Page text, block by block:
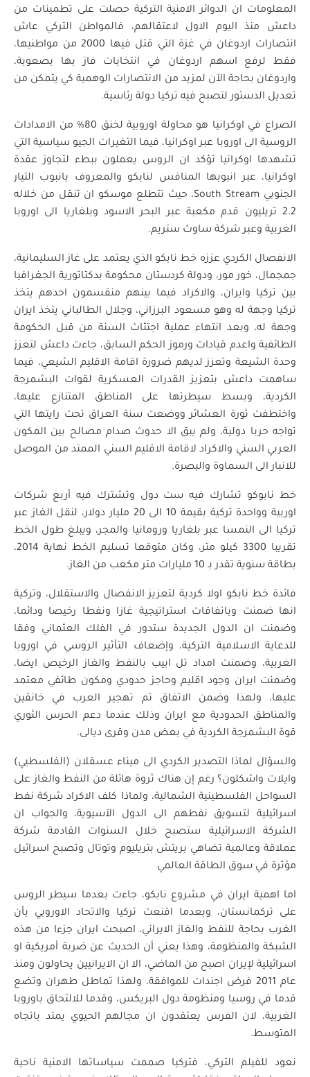
المعلومات ان الدوائر الامنية التركية حصلت على تطمينات من
داعش منذ اليوم الاول لاعتقالهم، فالمواطن التركي عاش
انتصارات اردوغان في غزة التي قتل فيها 2000 من مواطنيها،
فقط لرفع اسهم اردوغان في انتخابات فاز بها بصعوبة،
واردوغان بحاجة الآن لمزيد من الانتصارات الوهمية كي يتمكن من
تعديل الدستور لتصبح فيه تركيا دولة رئاسية.
الصراع في اوكرانيا هو محاولة اوروبية لخنق 80% من الامدادات
الروسية الى اوروبا عبر اوكرانيا، فيما التغيرات الجيو سياسية التي
تشهدها اوكرانيا تؤكد ان الروس يعملون ببطء لتجاوز عقدة
اوكرانيا، عبر انبوبها المنافس لنابكو والمعروف بانبوب التيار
الجنوبي South Stream، حيث تتطلع موسكو ان تنقل من خلاله
2.2 تريليون قدم مكعبة عبر البحر الاسود وبلغاريا الى اوروبا
الغربية وعبر شركة ساوث ستريم.
الانفصال الكردي عززه خط نابكو الذي يعتمد على غاز السليمانية،
جمجمال، خور مور، ودولة كردستان محكومة بدكتاتورية الجغرافيا
بين تركيا وايران، والاكراد فيما بينهم منقسمون احدهم يتخذ
تركيا وجهة له وهو مسعود البرزاني، وجلال الطالباني يتخذ ايران
وجهة له، وبعد انتهاء عملية اجتثاث السنة من قبل الحكومة
الطائفية واعدم قيادات ورموز الحكم السابق، جاءت داعش لتعزز
وحدة الشيعة وتعزز لديهم ضرورة اقامة الاقليم الشيعي، فيما
ساهمت داعش بتعزيز القدرات العسكرية لقوات البشمرجة
الكردية، وبسط سيطرتها على المناطق المتنازع عليها،
واختطفت ثورة العشائر ووضعت سنة العراق تحت رايتها التي
تواجه حربا دولية، ولم يبق الا حدوث صدام مصالح بين المكون
العربي السني والاكراد لاقامة الاقليم السني الممتد من الموصل
للانبار الى السماوة والبصرة.
خط نابوكو تشارك فيه ست دول وتشترك فيه أربع شركات
اوربية وواحدة تركية بقيمة 10 الى 20 مليار دولار، لنقل الغاز عبر
تركيا الى النمسا عبر بلغاريا ورومانيا والمجر، ويبلغ طول الخط
تقريبا 3300 كيلو متر، وكان متوقعا تسليم الخط نهاية 2014،
بطاقة سنوية تقدر بـ 10 مليارات متر مكعب من الغاز.
فائدة خط نابكو اولا كردية لتعزيز الانفصال والاستقلال، وتركية
انها ضمنت وباتفاقات استراتيجية غازا ونفطا رخيصا ودائما،
وضمنت ان الدول الجديدة ستدور في الفلك العثماني وفقا
للدعاية الاسلامية التركية، وإضعاف التأثير الروسي في اوروبا
الغربية، وضمنت امداد تل ابيب بالنفط والغاز الرخيص ايضا،
وضمنت ايران وجود اقليم وحاجز حدودي ومكون طائفي معتمد
عليها، ولهذا وضمن الاتفاق تم تهجير العرب في خانقين
والمناطق الحدودية مع ايران وذلك عندما دعم الحرس الثوري
قوة البشمرجة الكردية في بعض مدن وقرى ديالى.
والسؤال لماذا التصدير الكردي الى ميناء عسقلان (الفلسطيي)
وايلات واشكلون؟ رغم إن هناك ثروة هائلة من النفط والغاز على
السواحل الفلسطينية الشمالية، ولماذا كلف الاكراد شركة نفط
اسرائيلية لتسويق نفطهم الى الدول الآسيوية، والجواب ان
الشركة الاسرائيلية ستصبح خلال السنوات القادمة شركة
عملاقة وعالمية تضاهي بريتش بتريليوم وتوتال وتصبح اسرائيل
مؤثرة في سوق الطاقة العالمي
اما اهمية ايران في مشروع نابكو، جاءت بعدما سيطر الروس
على تركمانستان، وبعدما اقنعت تركيا والاتحاد الاوروبي بأن
الغرب بحاجة للنفط والغاز الايراني، اصبحت ايران جزءا من هذه
الشبكة والمنظومة، وهذا يعني أن الحديث عن ضربة أمريكية او
اسرائيلية لإيران اصبح من الماضي، الا ان الايرانيين يحاولون ومنذ
عام 2011 فرض اجندات للموافقة، ولهذا تماطل طهران وتضع
قدما في روسيا ومنظومة دول البريكس، وقدما للالتحاق باوروبا
الغربية، لان الفرس يعتقدون ان مجالهم الحيوي يمتد باتجاه
المتوسط.
نعود للفيلم التركي، فتركيا صممت سياساتها الامنية ناحية